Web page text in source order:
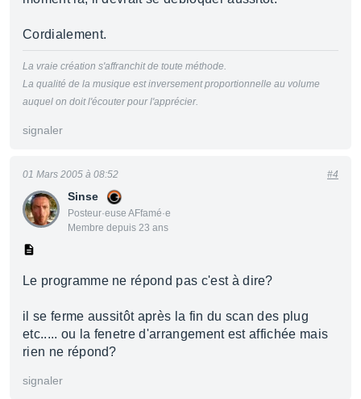
Cordialement.
La vraie création s'affranchit de toute méthode.
La qualité de la musique est inversement proportionnelle au volume
auquel on doit l'écouter pour l'apprécier.
signaler
Sinse
Posteur·euse AFfamé·e
Membre depuis 23 ans
01 Mars 2005 à 08:52 #4
Le programme ne répond pas c'est à dire?
il se ferme aussitôt après la fin du scan des plug
etc..... ou la fenetre d'arrangement est affichée mais
rien ne répond?
signaler